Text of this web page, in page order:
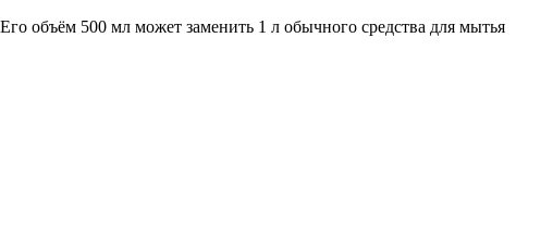
объём 500 мл может заменить 1 л обычного средства для мытья